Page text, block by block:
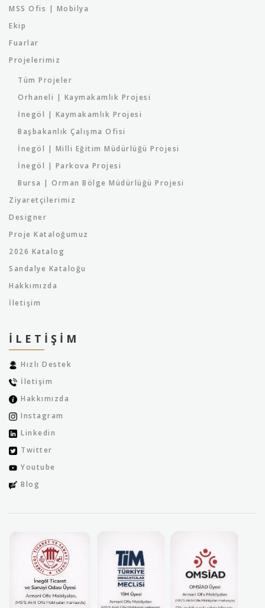
MSS Ofis | Mobilya
Ekip
Fuarlar
Projelerimiz
Tüm Projeler
Orhaneli | Kaymakamlık Projesi
İnegöl | Kaymakamlık Projesi
Başbakanlık Çalışma Ofisi
İnegöl | Milli Eğitim Müdürlüğü Projesi
İnegöl | Parkova Projesi
Bursa | Orman Bölge Müdürlüğü Projesi
Ziyaretçilerimiz
Designer
Proje Kataloğumuz
2026 Katalog
Sandalye Kataloğu
Hakkımızda
İletişim
İLETIŞIM
Hızlı Destek
İletişim
Hakkımızda
Instagram
Linkedin
Twitter
Youtube
Blog